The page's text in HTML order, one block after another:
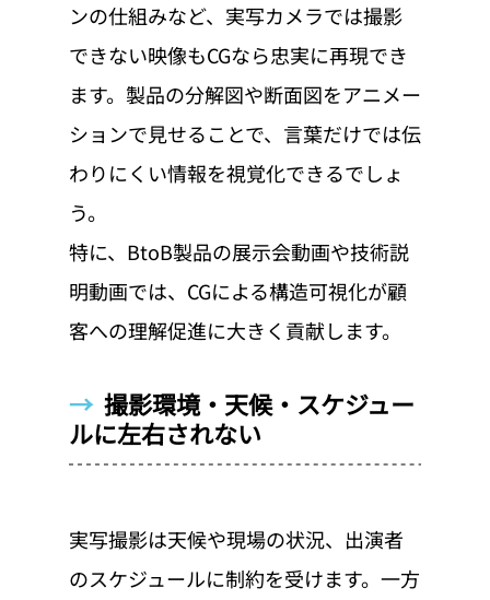
ンの仕組みなど、実写カメラでは撮影
できない映像もCGなら忠実に再現でき
ます。製品の分解図や断面図をアニメー
ションで見せることで、言葉だけでは伝
わりにくい情報を視覚化できるでしょ
う。
特に、BtoB製品の展示会動画や技術説
明動画では、CGによる構造可視化が顧
客への理解促進に大きく貢献します。
→ 撮影環境・天候・スケジュー
ルに左右されない
実写撮影は天候や現場の状況、出演者
のスケジュールに制約を受けます。一方